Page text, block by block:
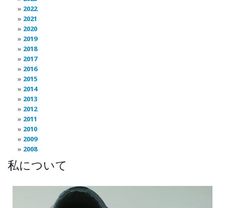
2022
2021
2020
2019
2018
2017
2016
2015
2014
2013
2012
2011
2010
2009
2008
私について